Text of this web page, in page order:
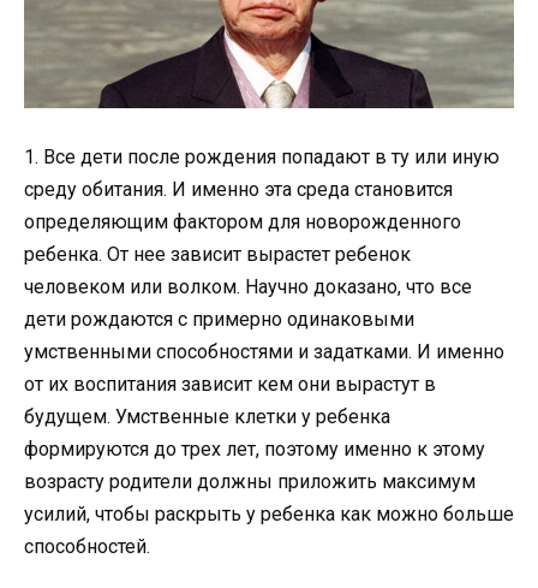
1. Все дети после рождения попадают в ту или иную
среду обитания. И именно эта среда становится
определяющим фактором для новорожденного
ребенка. От нее зависит вырастет ребенок
человеком или волком. Научно доказано, что все
дети рождаются с примерно одинаковыми
умственными способностями и задатками. И именно
от их воспитания зависит кем они вырастут в
будущем. Умственные клетки у ребенка
формируются до трех лет, поэтому именно к этому
возрасту родители должны приложить максимум
усилий, чтобы раскрыть у ребенка как можно больше
способностей.